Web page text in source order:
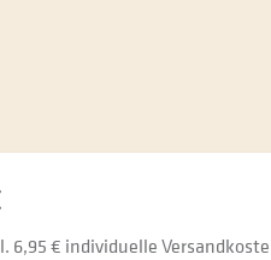
6,95 € individuelle